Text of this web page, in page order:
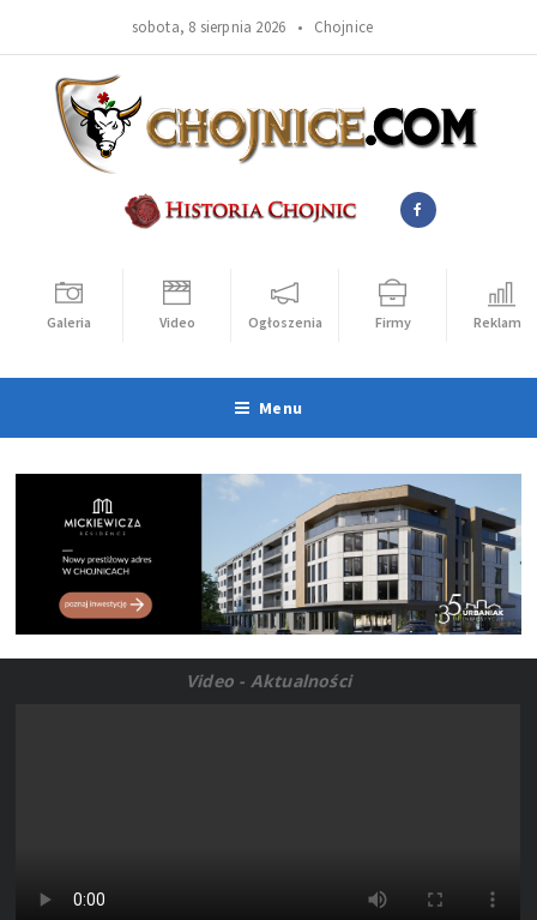
sobota, 8 sierpnia 2026 • Chojnice
Galeria Video Ogłoszenia Firmy Reklama
Menu
Video - Aktualności